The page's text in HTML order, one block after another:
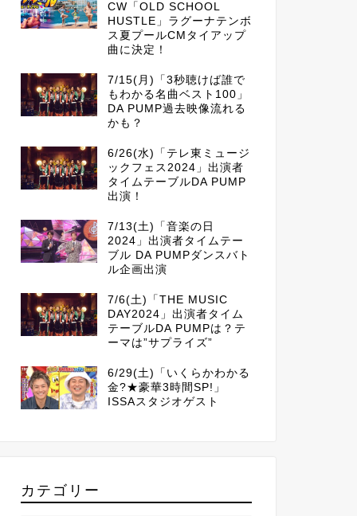
CW「OLD SCHOOL
HUSTLE」ラグーナテンボ
ス夏プールCMタイアップ
曲に決定！
7/15(月)「3秒聴けば誰で
もわかる名曲ベスト100」
DA PUMP過去映像流れる
かも？
6/26(水)「テレ東ミュージ
ックフェス2024」出演者
タイムテーブルDA PUMP
出演！
7/13(土)「音楽の日
2024」出演者タイムテー
ブル DA PUMPダンスバト
ル企画出演
7/6(土)「THE MUSIC
DAY2024」出演者タイム
テーブルDA PUMPは？テ
ーマは”サプライズ”
6/29(土)「いくらかわかる
金?★豪華3時間SP!」
ISSAスタジオゲスト
カテゴリー